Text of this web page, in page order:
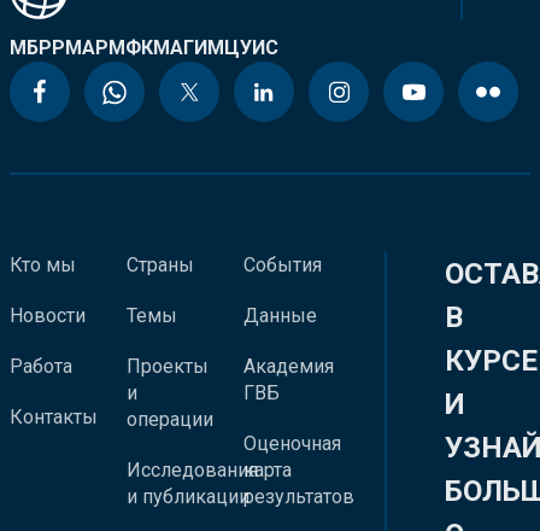
МБРРМАРМФКМАГИМЦУИС
Кто мы
Новости
Работа
Контакты
Страны
Темы
Проекты
и
операции
Исследования
и публикации
События
Данные
Академия
ГВБ
Оценочная
карта
результатов
В
КУРСЕ
И